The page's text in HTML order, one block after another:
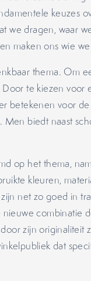
keuzes
we dragen, waar
maken ons wie
thema. Om
te kiezen voor
betekenen voor
Men biedt naast
op het thema,
kleuren,
zijn net zo goed in
combinatie
zijn originaliteit
dat